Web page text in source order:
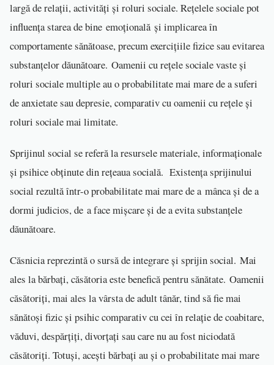
largă de relații, activități și roluri sociale. Rețelele sociale pot
influența starea de bine emoțională și implicarea în
comportamente sănătoase, precum exercițiile fizice sau evitarea
substanțelor dăunătoare. Oamenii cu rețele sociale vaste și
roluri sociale multiple au o probabilitate mai mare de a suferi
de anxietate sau depresie, comparativ cu oamenii cu rețele și
roluri sociale mai limitate.
Sprijinul social se referă la resursele materiale, informaționale
și psihice obținute din rețeaua socială. Existența sprijinului
social rezultă într-o probabilitate mai mare de a mânca și de a
dormi judicios, de a face mișcare și de a evita substanțele
dăunătoare.
Căsnicia reprezintă o sursă de integrare și sprijin social. Mai
ales la bărbați, căsătoria este benefică pentru sănătate. Oamenii
căsătoriți, mai ales la vârsta de adult tânăr, tind să fie mai
sănătoși fizic și psihic comparativ cu cei în relație de coabitare,
văduvi, despărțiți, divorțați sau care nu au fost niciodată
căsătoriți. Totuși, acești bărbați au și o probabilitate mai mare